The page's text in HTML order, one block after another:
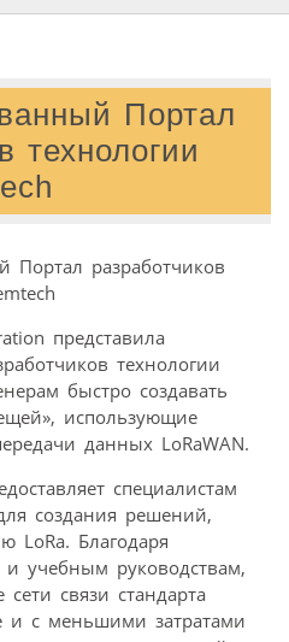
Портал
технологии
представила
технологии
быстро создавать
использующие
данных LoRaWAN.
специалистам
создания решений,
LoRa. Благодаря
учебным руководствам,
связи стандарта
и с меньшими затратами